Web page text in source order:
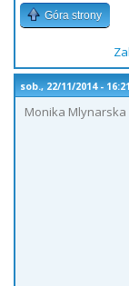
Góra strony
sob., 22/11/2014 - 16:21
Monika Mlynarska